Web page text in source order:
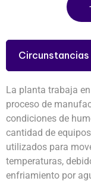
Circunstancias
La planta trabaja
proceso de
condiciones de
cantidad de
utilizados para
temperaturas,
enfriamiento por